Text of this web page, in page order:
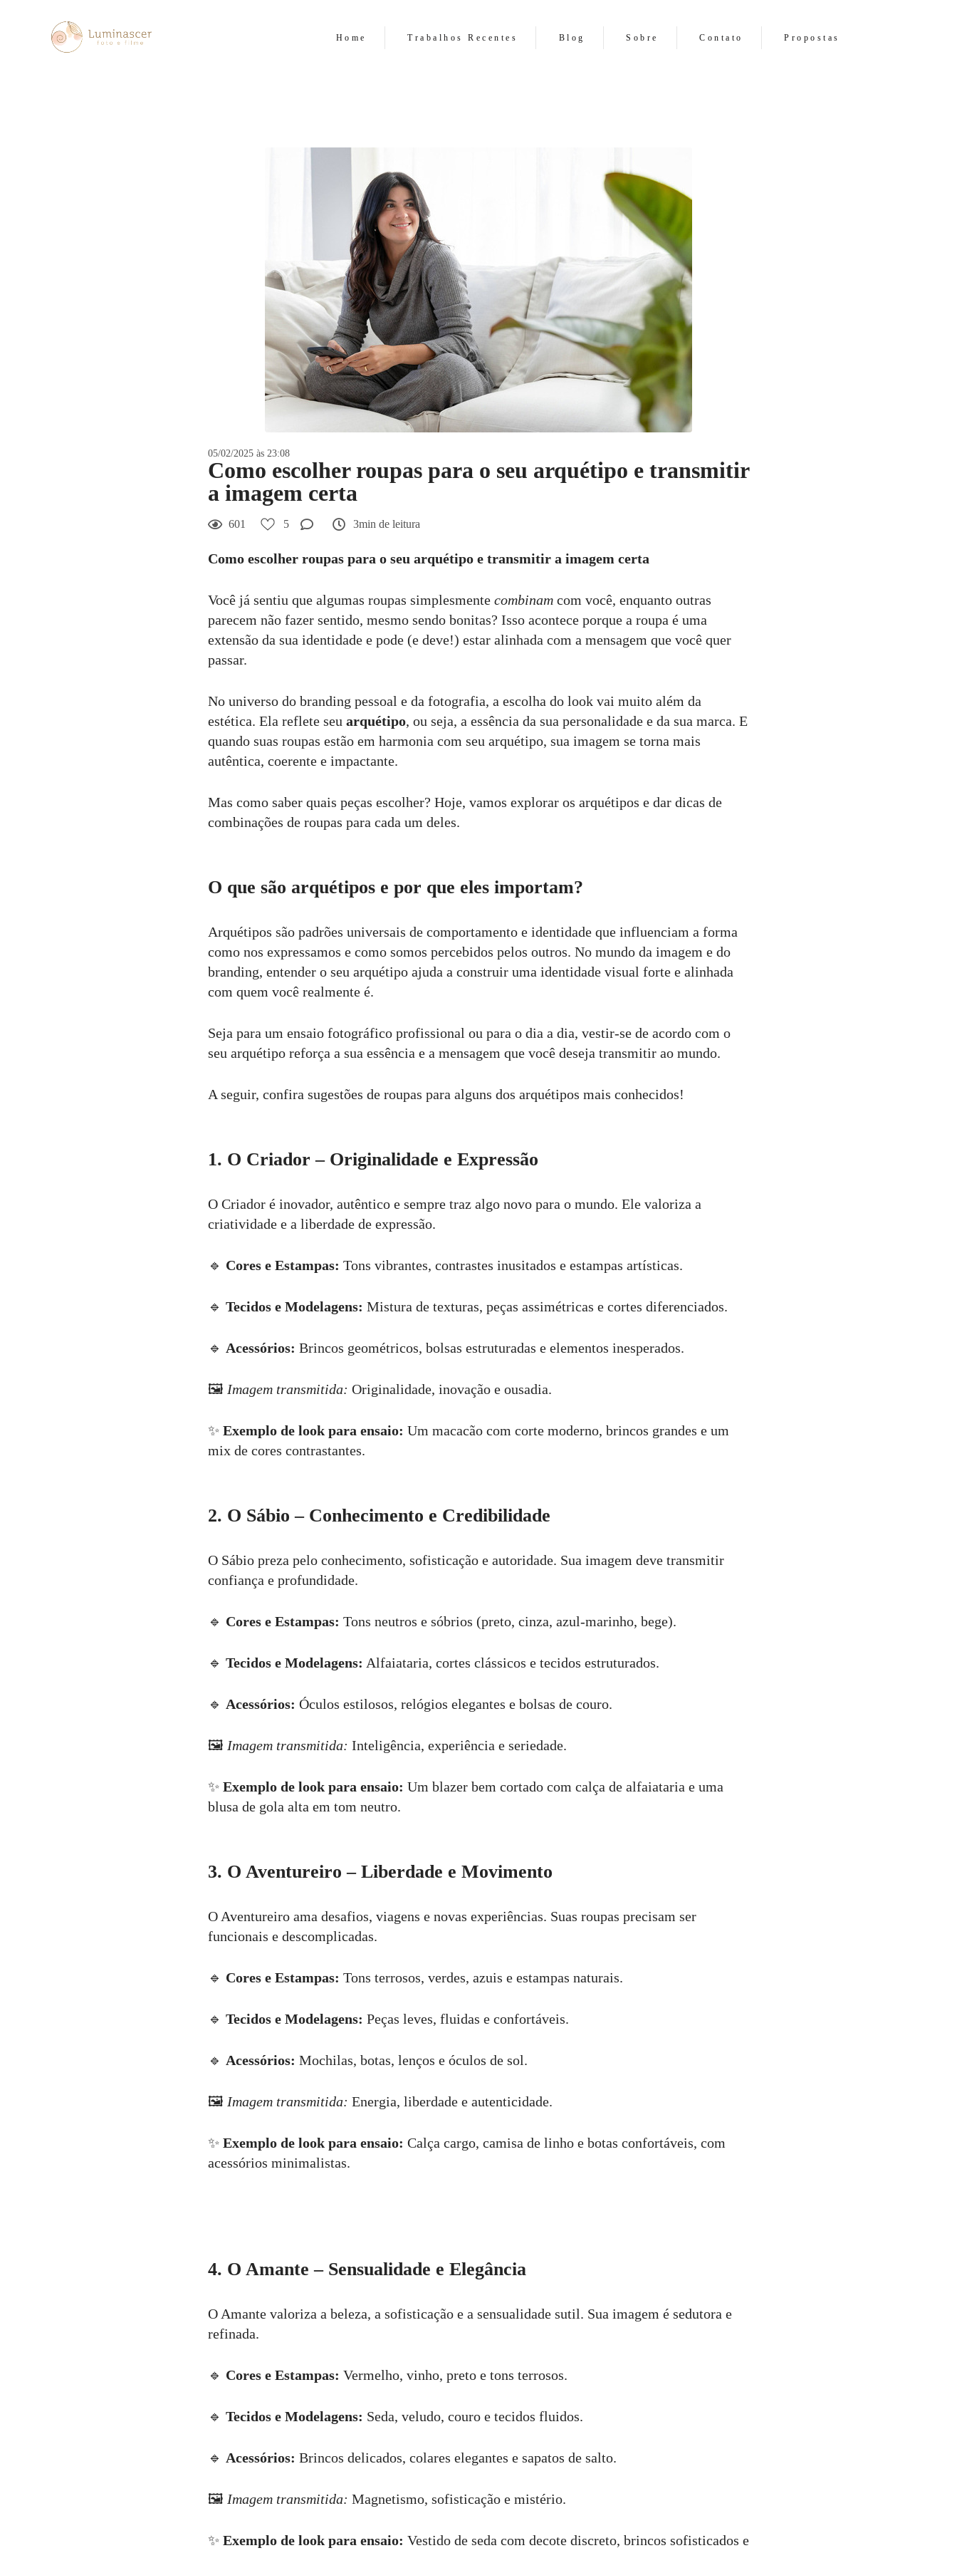
Home Trabalhos Recentes Blog Sobre Contato Propostas
05/02/2025 às 23:08
Como escolher roupas para o seu arquétipo e transmitir
a imagem certa
601 5 3min de leitura
Como escolher roupas para o seu arquétipo e transmitir a imagem certa
Você já sentiu que algumas roupas simplesmente combinam com você, enquanto outras
parecem não fazer sentido, mesmo sendo bonitas? Isso acontece porque a roupa é uma
extensão da sua identidade e pode (e deve!) estar alinhada com a mensagem que você quer
passar.
No universo do branding pessoal e da fotografia, a escolha do look vai muito além da
estética. Ela reflete seu arquétipo, ou seja, a essência da sua personalidade e da sua marca. E
quando suas roupas estão em harmonia com seu arquétipo, sua imagem se torna mais
autêntica, coerente e impactante.
Mas como saber quais peças escolher? Hoje, vamos explorar os arquétipos e dar dicas de
combinações de roupas para cada um deles.
O que são arquétipos e por que eles importam?
Arquétipos são padrões universais de comportamento e identidade que influenciam a forma
como nos expressamos e como somos percebidos pelos outros. No mundo da imagem e do
branding, entender o seu arquétipo ajuda a construir uma identidade visual forte e alinhada
com quem você realmente é.
Seja para um ensaio fotográfico profissional ou para o dia a dia, vestir-se de acordo com o
seu arquétipo reforça a sua essência e a mensagem que você deseja transmitir ao mundo.
A seguir, confira sugestões de roupas para alguns dos arquétipos mais conhecidos!
1. O Criador – Originalidade e Expressão
O Criador é inovador, autêntico e sempre traz algo novo para o mundo. Ele valoriza a
criatividade e a liberdade de expressão.
🔹 Cores e Estampas: Tons vibrantes, contrastes inusitados e estampas artísticas.
🔹 Tecidos e Modelagens: Mistura de texturas, peças assimétricas e cortes diferenciados.
🔹 Acessórios: Brincos geométricos, bolsas estruturadas e elementos inesperados.
🖼 Imagem transmitida: Originalidade, inovação e ousadia.
✨ Exemplo de look para ensaio: Um macacão com corte moderno, brincos grandes e um
mix de cores contrastantes.
2. O Sábio – Conhecimento e Credibilidade
O Sábio preza pelo conhecimento, sofisticação e autoridade. Sua imagem deve transmitir
confiança e profundidade.
🔹 Cores e Estampas: Tons neutros e sóbrios (preto, cinza, azul-marinho, bege).
🔹 Tecidos e Modelagens: Alfaiataria, cortes clássicos e tecidos estruturados.
🔹 Acessórios: Óculos estilosos, relógios elegantes e bolsas de couro.
🖼 Imagem transmitida: Inteligência, experiência e seriedade.
✨ Exemplo de look para ensaio: Um blazer bem cortado com calça de alfaiataria e uma
blusa de gola alta em tom neutro.
3. O Aventureiro – Liberdade e Movimento
O Aventureiro ama desafios, viagens e novas experiências. Suas roupas precisam ser
funcionais e descomplicadas.
🔹 Cores e Estampas: Tons terrosos, verdes, azuis e estampas naturais.
🔹 Tecidos e Modelagens: Peças leves, fluidas e confortáveis.
🔹 Acessórios: Mochilas, botas, lenços e óculos de sol.
🖼 Imagem transmitida: Energia, liberdade e autenticidade.
✨ Exemplo de look para ensaio: Calça cargo, camisa de linho e botas confortáveis, com
acessórios minimalistas.
4. O Amante – Sensualidade e Elegância
O Amante valoriza a beleza, a sofisticação e a sensualidade sutil. Sua imagem é sedutora e
refinada.
🔹 Cores e Estampas: Vermelho, vinho, preto e tons terrosos.
🔹 Tecidos e Modelagens: Seda, veludo, couro e tecidos fluidos.
🔹 Acessórios: Brincos delicados, colares elegantes e sapatos de salto.
🖼 Imagem transmitida: Magnetismo, sofisticação e mistério.
✨ Exemplo de look para ensaio: Vestido de seda com decote discreto, brincos sofisticados e